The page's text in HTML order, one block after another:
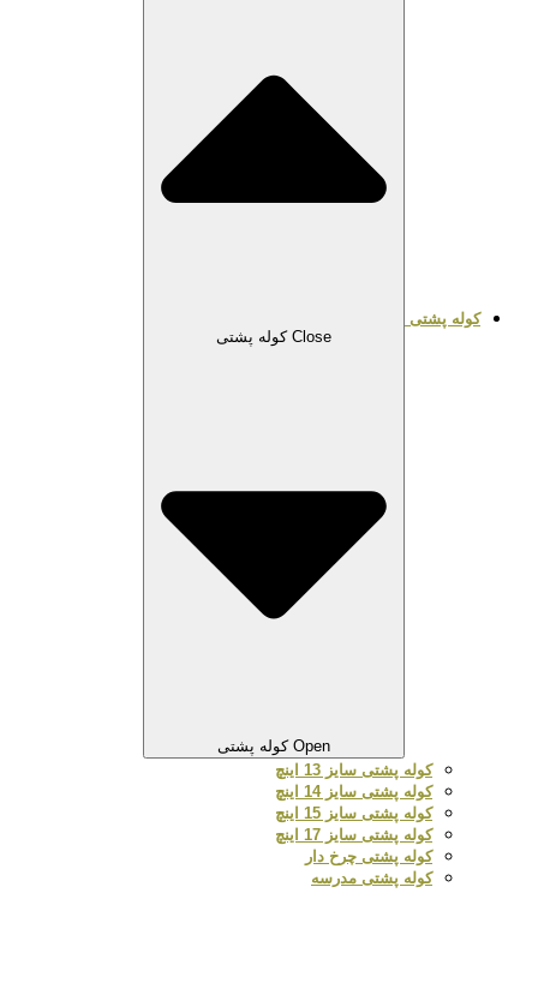
کوله پشتی
Close کوله پشتی
Open کوله پشتی
کوله پشتی سایز 13 اینچ
کوله پشتی سایز 14 اینچ
کوله پشتی سایز 15 اینچ
کوله پشتی سایز 17 اینچ
کوله پشتی چرخ دار
کوله پشتی مدرسه